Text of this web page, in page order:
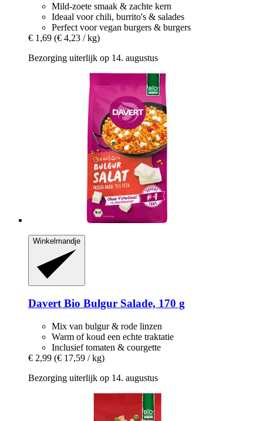
Mild-zoete smaak & zachte kern
Ideaal voor chili, burrito's & salades
Perfect voor vegan burgers & burgers
€ 1,69 (€ 4,23 / kg)
Bezorging uiterlijk op 14. augustus
Winkelmandje
Davert Bio Bulgur Salade, 170 g
Mix van bulgur & rode linzen
Warm of koud een echte traktatie
Inclusief tomaten & courgette
€ 2,99 (€ 17,59 / kg)
Bezorging uiterlijk op 14. augustus